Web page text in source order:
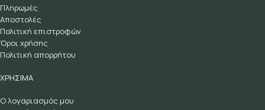
Πληρωμές
Αποστολές
Πολιτική επιστροφών
Όροι χρήσης
Πολιτική απορρήτου
ΧΡΗΣΙΜΑ
Ο λογαριασμός μου